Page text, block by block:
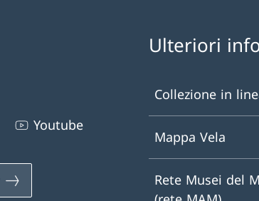
Youtube
Ulteriori
Collezione in
Mappa Vela
Rete Musei del